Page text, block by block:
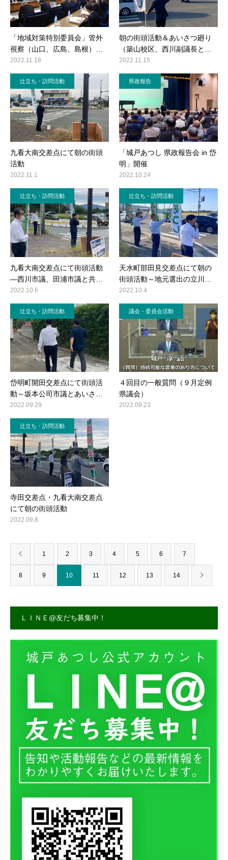
「地域対策特別委員会」管外
視察（山口、広島、島根）…
2022.11.18
朝の街頭活動＆あいさつ廻り
（築山校区、西川副議長と…
2022.11.15
辻立ち・訪問活動
九看大南交差点にて朝の街頭
活動
2022.11.1
県政報告
「城戸あつし 県政報告会 in 岱
明」開催
2022.10.24
辻立ち・訪問活動
九看大南交差点にて街頭活動
―西川市議、田浦市議と共…
2022.10.6
辻立ち・訪問活動
天水町部田見交差点にて朝の
街頭活動～地元選出の立川…
2022.10.4
辻立ち・訪問活動
岱明町開田交差点にて街頭活
動～坂本公司市議とあいさ…
2022.09.29
議会・委員会活動
４回目の一般質問（９月定例
県議会）
2022.09.23
辻立ち・訪問活動
寺田交差点・九看大南交差点
にて朝の街頭活動
2022.09.8
1 2 3 4 5 6 7
8 9 10 11 12 13 14
ＬＩＮＥ@友だち募集中！